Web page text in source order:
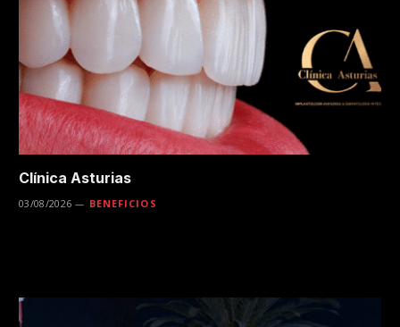
Clínica Asturias
03/08/2026 BENEFICIOS